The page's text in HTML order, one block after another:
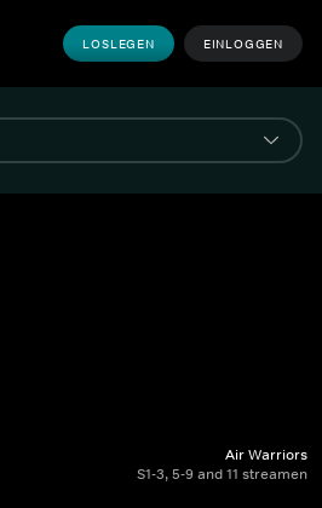
LOSLEGEN EINLOGGEN
Air Warriors
S1-3, 5-9 and 11 streamen